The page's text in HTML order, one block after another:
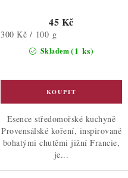
Skladem(1 ks)
45 Kč
Měrná
300 Kč / 100 g
Esence středomořské kuchyně
Provensálské koření, inspirované
bohatými chutěmi jižní Francie,
je...